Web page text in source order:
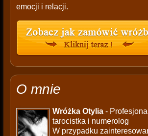
emocji i relacji.
O mnie
Wróżka Otylia-
tarocistka i numerolog
W przypadku